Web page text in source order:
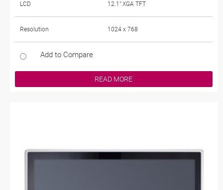
LCD 12.1" XGA TFT
Resolution 1024 x 768
Add to Compare
READ MORE